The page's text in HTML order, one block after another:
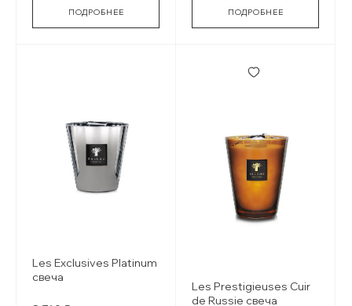
ПОДРОБНЕЕ ПОДРОБНЕЕ
Les Exclusives Platinum
свеча
Les Prestigieuses Cuir
de Russie свеча